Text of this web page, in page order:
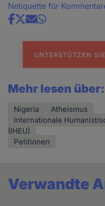
Netiquette für
Share
news
Mehr lesen über:
Nigeria
Atheismus
Internationale
(IHEU)
Petitionen
Verwandte